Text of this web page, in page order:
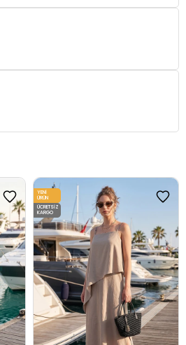
YENI
ÜRÜN
ÜCRETSIZ
KARGO